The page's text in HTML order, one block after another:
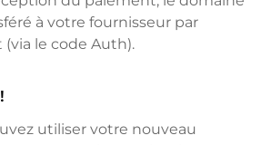
à votre fournisseur par
(via le code Auth).
utiliser votre nouveau